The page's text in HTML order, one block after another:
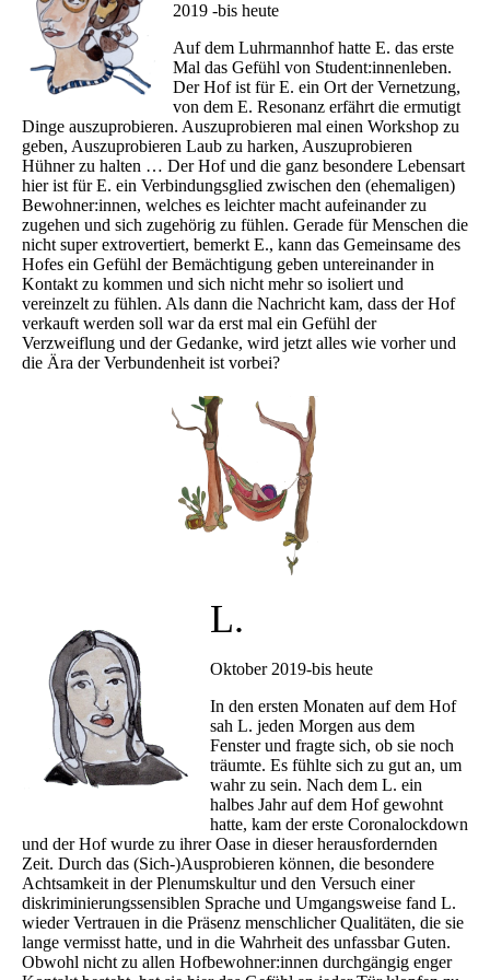
2019 -bis heute
Auf dem Luhrmannhof hatte E. das erste
Mal das Gefühl von Student:innenleben.
Der Hof ist für E. ein Ort der Vernetzung,
von dem E. Resonanz erfährt die ermutigt
Dinge auszuprobieren. Auszuprobieren mal einen Workshop zu
geben, Auszuprobieren Laub zu harken, Auszuprobieren
Hühner zu halten … Der Hof und die ganz besondere Lebensart
hier ist für E. ein Verbindungsglied zwischen den (ehemaligen)
Bewohner:innen, welches es leichter macht aufeinander zu
zugehen und sich zugehörig zu fühlen. Gerade für Menschen die
nicht super extrovertiert, bemerkt E., kann das Gemeinsame des
Hofes ein Gefühl der Bemächtigung geben untereinander in
Kontakt zu kommen und sich nicht mehr so isoliert und
vereinzelt zu fühlen. Als dann die Nachricht kam, dass der Hof
verkauft werden soll war da erst mal ein Gefühl der
Verzweiflung und der Gedanke, wird jetzt alles wie vorher und
die Ära der Verbundenheit ist vorbei?
L.
Oktober 2019-bis heute
In den ersten Monaten auf dem Hof
sah L. jeden Morgen aus dem
Fenster und fragte sich, ob sie noch
träumte. Es fühlte sich zu gut an, um
wahr zu sein. Nach dem L. ein
halbes Jahr auf dem Hof gewohnt
hatte, kam der erste Coronalockdown
und der Hof wurde zu ihrer Oase in dieser herausfordernden
Zeit. Durch das (Sich-)Ausprobieren können, die besondere
Achtsamkeit in der Plenumskultur und den Versuch einer
diskriminierungssensiblen Sprache und Umgangsweise fand L.
wieder Vertrauen in die Präsenz menschlicher Qualitäten, die sie
lange vermisst hatte, und in die Wahrheit des unfassbar Guten.
Obwohl nicht zu allen Hofbewohner:innen durchgängig enger